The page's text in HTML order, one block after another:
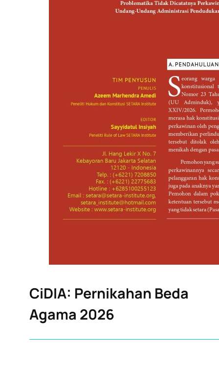
CiDIA: Pernikahan Beda
Agama 2026